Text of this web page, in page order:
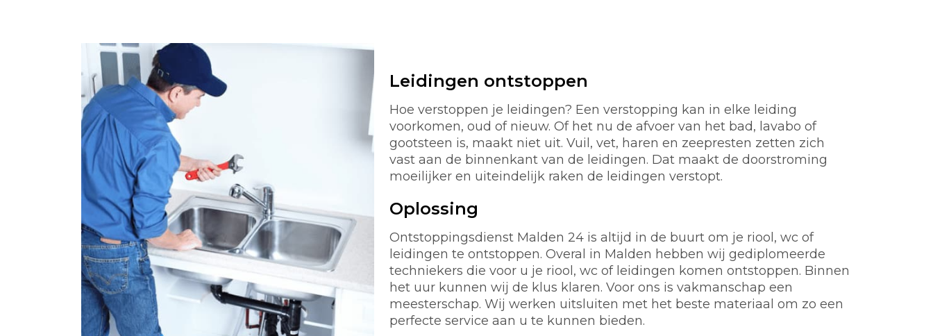
Leidingen ontstoppen
Hoe verstoppen je leidingen? Een verstopping kan in elke leiding
voorkomen, oud of nieuw. Of het nu de afvoer van het bad, lavabo of
gootsteen is, maakt niet uit. Vuil, vet, haren en zeepresten zetten zich
vast aan de binnenkant van de leidingen. Dat maakt de doorstroming
moeilijker en uiteindelijk raken de leidingen verstopt.
Oplossing
Ontstoppingsdienst Malden 24 is altijd in de buurt om je riool, wc of
leidingen te ontstoppen. Overal in Malden hebben wij gediplomeerde
techniekers die voor u je riool, wc of leidingen komen ontstoppen. Binnen
het uur kunnen wij de klus klaren. Voor ons is vakmanschap een
meesterschap. Wij werken uitsluiten met het beste materiaal om zo een
perfecte service aan u te kunnen bieden.